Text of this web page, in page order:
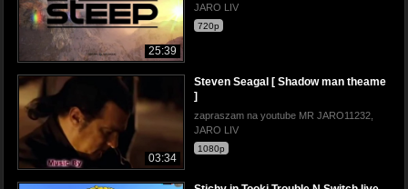
25:39
JARO LIV
720p
03:34
Steven Seagal [ Shadow man theame
]
zapraszam na youtube MR JARO11232,
JARO LIV
1080p